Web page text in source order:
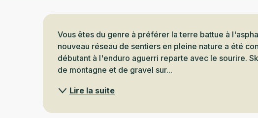
Description
Vous êtes du genre à préférer la terre battue à
nouveau réseau de sentiers en pleine nature a été
débutant à l'enduro aguerri reparte avec le sourire.
de montagne et de gravel sur...
Lire la suite